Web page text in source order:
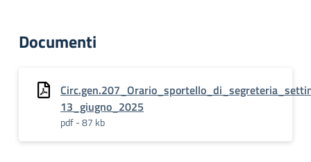
Documenti
13_giugno_2025
pdf - 87 kb